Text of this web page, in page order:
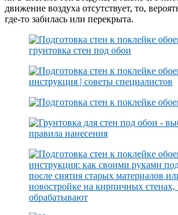
движение воздуха отсутствует, то,
где-то забилась или перекрыта.